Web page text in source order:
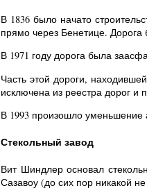
В 1836 было начато
прямо через Бенетице. Дорога
В 1971 году дорога была
Часть этой дороги,
исключена из реестра дорог и
В 1993 произошло уменьшение
Стекольный завод
Вит Шиндлер основал
Сазавоу (до сих пор никакой